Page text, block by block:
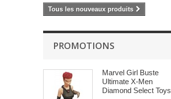
Tous les nouveaux produits
PROMOTIONS
Marvel Girl Buste
Ultimate X-Men
Diamond Select Toys